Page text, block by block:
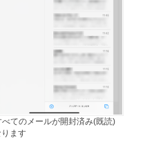
べてのメールが開封済み(既読)
ります